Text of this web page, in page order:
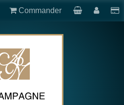
Commander